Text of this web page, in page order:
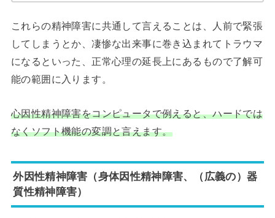
これらの精神障害に共通して言えることは、人前で緊張
してしまうとか、凄惨な出来事に巻き込まれてトラウマ
になるといった、正常心理の延長上にあるもので了解可
能の範囲に入ります。
心因性精神障害をコンピュータで例えると、ハードでは
なくソフト機能の変調と言えます。
外因性精神障害（身体因性精神障害、（広義の）器
質性精神障害）